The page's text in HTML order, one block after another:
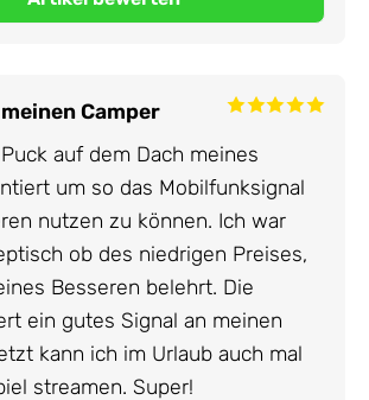
Camper
auf dem Dach meines
um so das Mobilfunksignal
nutzen zu können. Ich war
ob des niedrigen Preises,
Besseren belehrt. Die
ein gutes Signal an meinen
kann ich im Urlaub auch mal
streamen. Super!